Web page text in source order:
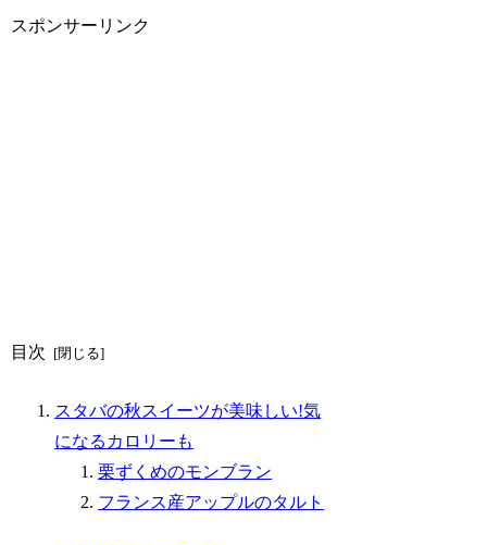
スポンサーリンク
目次
スタバの秋スイーツが美味しい!気
になるカロリーも
栗ずくめのモンブラン
フランス産アップルのタルト